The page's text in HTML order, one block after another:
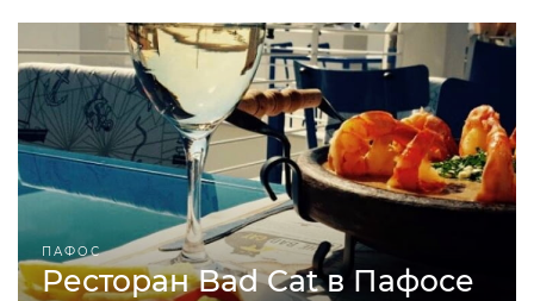
ПАФОС
Ресторан Bad Cat в Пафосе